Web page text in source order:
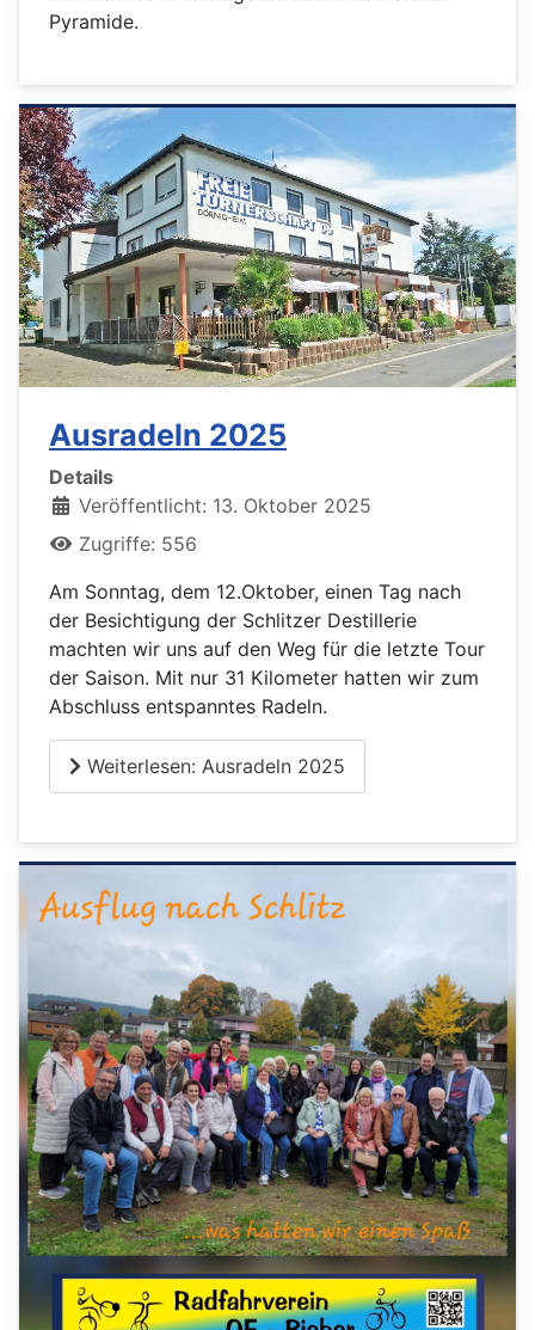
Pyramide.
Ausradeln 2025
Details
Veröffentlicht: 13. Oktober 2025
Zugriffe: 556
Am Sonntag, dem 12.Oktober, einen Tag nach
der Besichtigung der Schlitzer Destillerie
machten wir uns auf den Weg für die letzte Tour
der Saison. Mit nur 31 Kilometer hatten wir zum
Abschluss entspanntes Radeln.
Weiterlesen: Ausradeln 2025